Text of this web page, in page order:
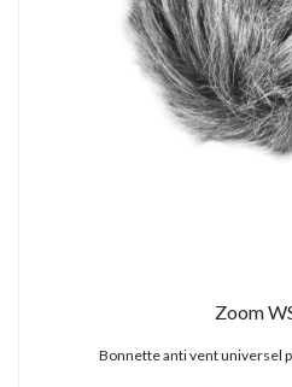
Zoom
Bonnette anti vent universel